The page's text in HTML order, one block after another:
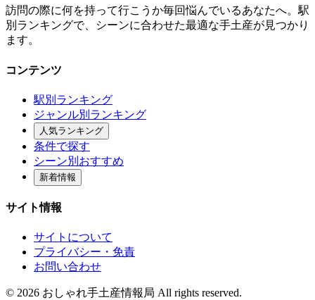
訪問の際に何を持って行こうか毎回悩んでいるあなたへ。駅
別ランキングで、シーンに合わせた最適な手土産が見つかり
ます。
コンテンツ
駅別ランキング
ジャンル別ランキング
人気ランキング
条件で探す
シーン別おすすめ
新着情報
サイト情報
サイトについて
プライバシー・免責
お問い合わせ
© 2026 おしゃれ手土産情報局 All rights reserved.